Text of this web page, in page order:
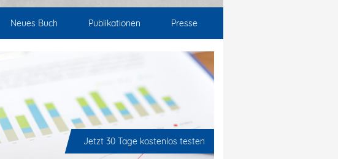
Neues Buch Publikationen Presse
Jetzt 30 Tage kostenlos testen